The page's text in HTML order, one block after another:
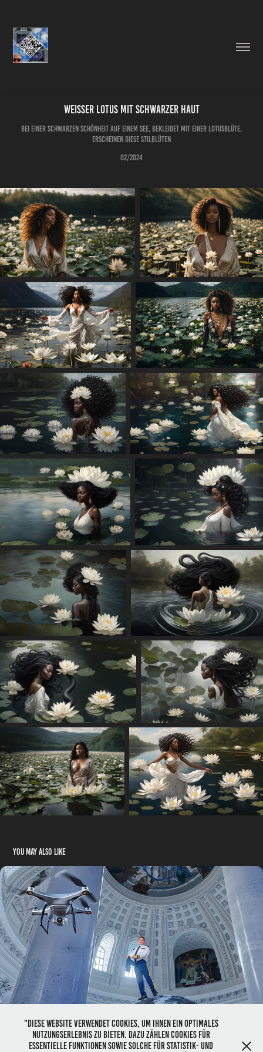
Weisser Lotus mit schwarzer Haut
bei einer schwarzen Schönheit auf einem See, bekleidet mit einer Lotusblüte,
erscheinen diese Stilblüten
02/2024
You may also like
Gaja Variationen mit KI
11/2025
📌 © 2026 Bildrechte:HerzogPictures📌Impressum 📌
"Diese Website verwendet Cookies, um Ihnen ein optimales
Nutzungserlebnis zu bieten. Dazu zählen Cookies für
essentielle Funktionen sowie solche für Statistik- und